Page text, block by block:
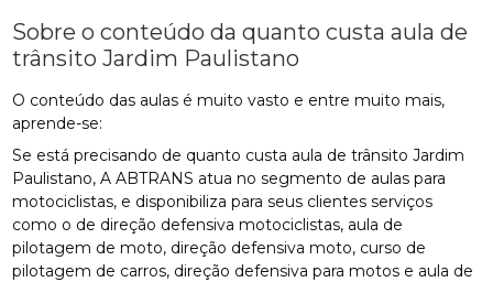
Sobre o conteúdo da quanto custa aula de
trânsito Jardim Paulistano
O conteúdo das aulas é muito vasto e entre muito mais,
aprende-se:
Se está precisando de quanto custa aula de trânsito Jardim
Paulistano, A ABTRANS atua no segmento de aulas para
motociclistas, e disponibiliza para seus clientes serviços
como o de direção defensiva motociclistas, aula de
pilotagem de moto, direção defensiva moto, curso de
pilotagem de carros, direção defensiva para motos e aula de